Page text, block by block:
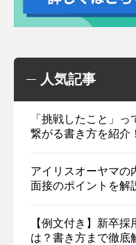
人気記事
「挑戦したこと」
繋がる書き方を紹介！
アイリスオーヤマの
面接のポイントを解
【例文付き】新卒
は？書き方まで徹底